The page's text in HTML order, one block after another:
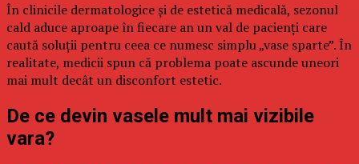
În clinicile dermatologice și de estetică medicală, sezonul
cald aduce aproape în fiecare an un val de pacienți care
caută soluții pentru ceea ce numesc simplu „vase sparte”. În
realitate, medicii spun că problema poate ascunde uneori
mai mult decât un disconfort estetic.
De ce devin vasele mult mai vizibile
vara?